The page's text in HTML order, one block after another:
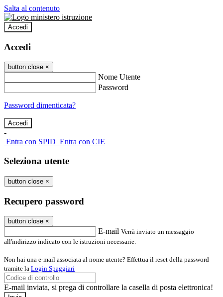
Salta al contenuto
Accedi
Accedi
button close ×
Nome Utente
Password
Password dimenticata?
-
Entra con SPID Entra con CIE
Seleziona utente
button close ×
Recupero password
button close ×
E-mail Verrà inviato un messaggio
all'indirizzo indicato con le istruzioni necessarie.
Non hai una e-mail associata al nome utente? Effettua il reset della password
tramite la Login Spaggiari
E-mail inviata, si prega di controllare la casella di posta elettronica!